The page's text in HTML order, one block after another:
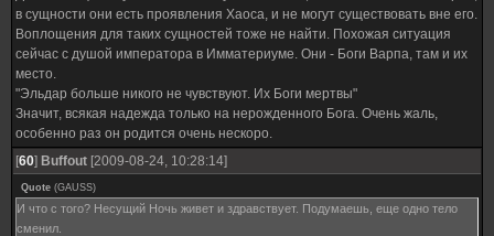
в сущности они есть проявления Хаоса, и не могут существовать вне его.
Воплощения для таких сущностей тоже не найти. Похожая ситуация
сейчас с душой императора в Имматериуме. Они - Боги Варпа, там и их
место.
"Эльдар больше никого не чувствуют. Их Боги мертвы"
Значит, всякая надежда только на нерожденного Бога. Очень жаль,
особенно раз он родится очень нескоро.
[60] Buffout [2009-08-24, 10:28:14]
Quote (GAUSS)
И что с того? Несущий Ночь живет и здравствует. Подумаешь, еще одно тело
сменил.